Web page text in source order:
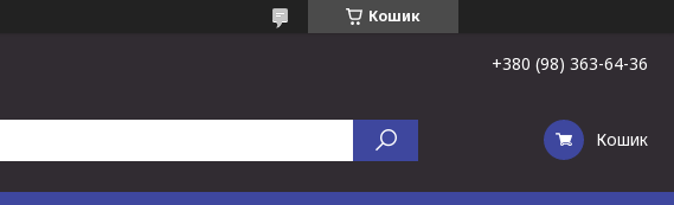
Кошик
+380 (98) 363-64-36
Кошик